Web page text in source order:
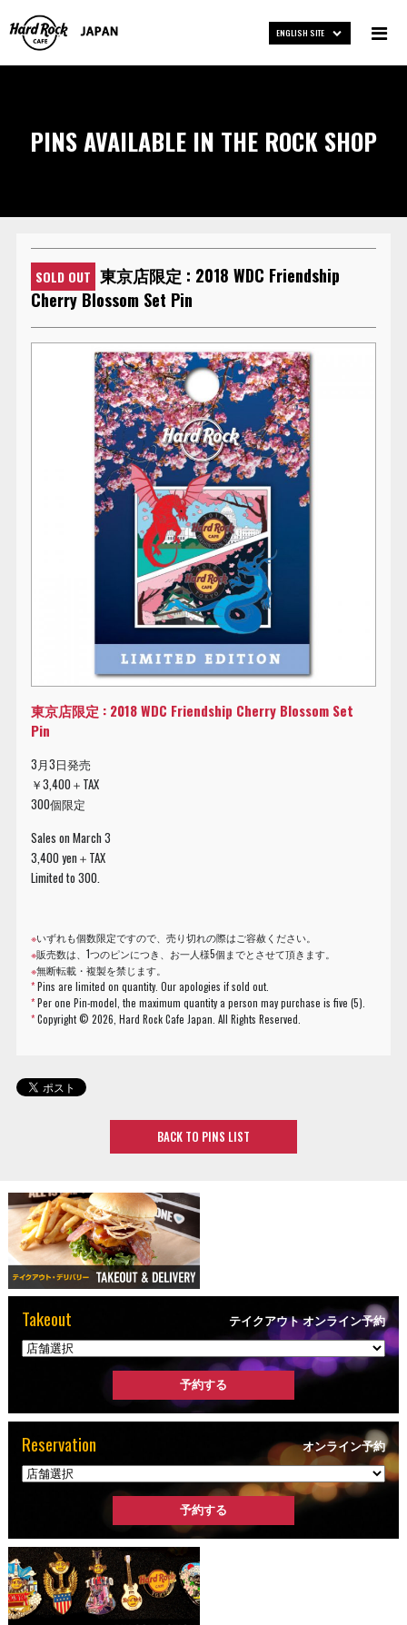
ENGLISH SITE
PINS AVAILABLE IN THE ROCK SHOP
SOLD OUT 東京店限定 : 2018 WDC Friendship
Cherry Blossom Set Pin
東京店限定 : 2018 WDC Friendship Cherry Blossom Set
Pin
3月3日発売
￥3,400＋TAX
300個限定
Sales on March 3
3,400 yen＋TAX
Limited to 300.
※いずれも個数限定ですので、売り切れの際はご容赦ください。
※販売数は、1つのピンにつき、お一人様5個までとさせて頂きます。
※無断転載・複製を禁じます。
*Pins are limited on quantity. Our apologies if sold out.
*Per one Pin-model, the maximum quantity a person may purchase is five (5).
*Copyright ©2026, Hard Rock Cafe Japan. All Rights Reserved.
BACK TO PINS LIST
Takeout テイクアウト オンライン予約
Reservation オンライン予約